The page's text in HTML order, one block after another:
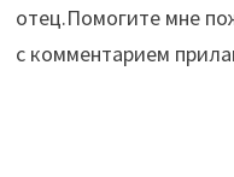
отец.Помогите мне
с комментарием